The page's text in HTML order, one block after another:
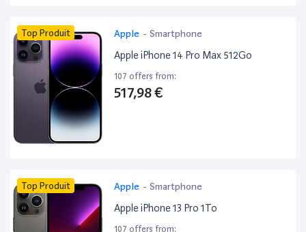
Top Produit Apple - Smartphone
Apple iPhone 14 Pro Max 512Go
107 offers from:
517,98 €
Top Produit Apple - Smartphone
Apple iPhone 13 Pro 1To
107 offers from: